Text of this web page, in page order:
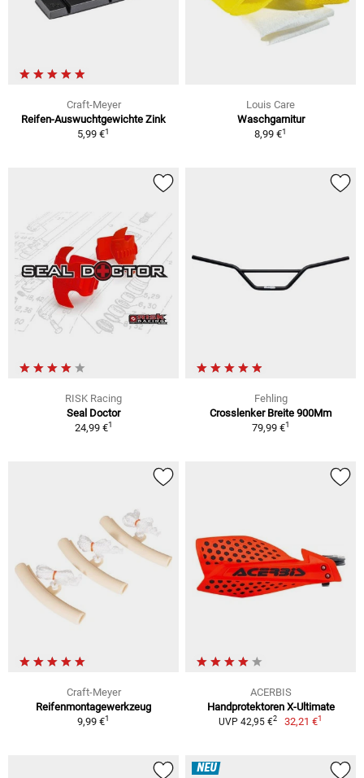
Craft-Meyer
Reifen-Auswuchtgewichte Zink
5,99 €1
Louis Care
Waschgarnitur
8,99 €1
RISK Racing
Seal Doctor
24,99 €1
Fehling
Crosslenker Breite 900Mm
79,99 €1
Craft-Meyer
Reifenmontagewerkzeug
9,99 €1
ACERBIS
Handprotektoren X-Ultimate
UVP 42,95 €2 32,21 €1
NEU